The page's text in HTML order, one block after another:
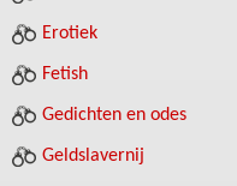
Erotiek
Fetish
Gedichten en odes
Geldslavernij